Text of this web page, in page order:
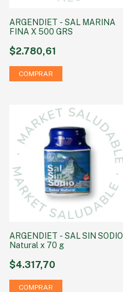
ARGENDIET - SAL MARINA
FINA X 500 GRS
$2.780,61
ARGENDIET - SAL SIN SODIO
Natural x 70 g
$4.317,70